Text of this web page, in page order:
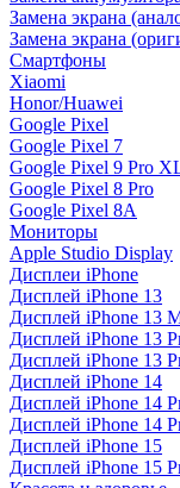
Замена экрана
Замена экрана
Смартфоны
Xiaomi
Honor/Huawei
Google Pixel
Google Pixel 7
Google Pixel 9 Pro
Google Pixel 8 Pro
Google Pixel 8A
Мониторы
Apple Studio Display
Дисплеи iPhone
Дисплей iPhone 13
Дисплей iPhone 13
Дисплей iPhone 13
Дисплей iPhone 13
Дисплей iPhone 14
Дисплей iPhone 14
Дисплей iPhone 14
Дисплей iPhone 15
Дисплей iPhone 15